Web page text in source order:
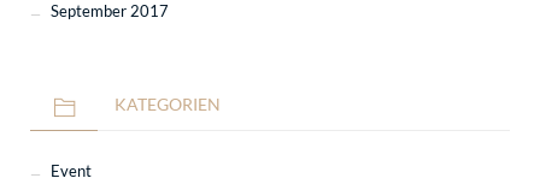
September 2017
KATEGORIEN
Event